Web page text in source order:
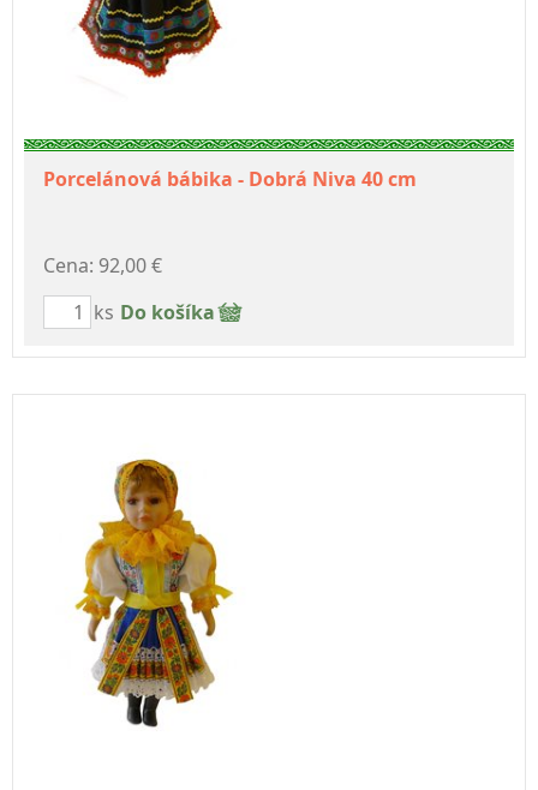
Porcelánová bábika - Dobrá Niva 40 cm
Cena: 92,00 €
ks Do košíka